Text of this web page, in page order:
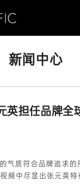
新闻中心
英担任品牌全
气质符合品牌追求的
频中尽显出张元英特